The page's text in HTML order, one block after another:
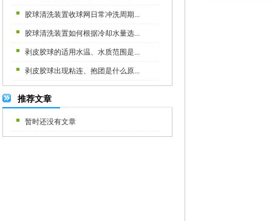
胶球清洗装置收球网日常冲洗周期...
胶球清洗装置如何根据冷却水量选...
剥皮胶球的适用水温、水质范围是...
剥皮胶球出现粘连、抱团是什么原...
推荐文章
暂时还没有文章